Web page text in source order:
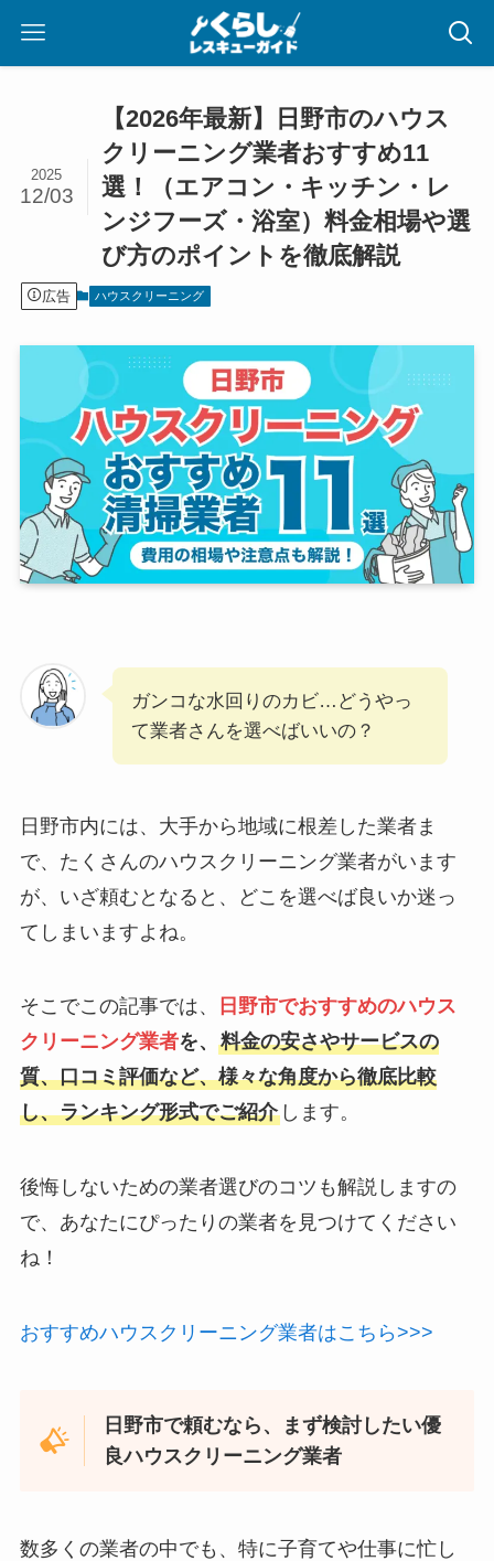
【2026年最新】日野市のハウス
クリーニング業者おすすめ11
選！（エアコン・キッチン・レ
ンジフーズ・浴室）料金相場や選
び方のポイントを徹底解説
2025
12/03
広告 ハウスクリーニング
ガンコな水回りのカビ…どうやっ
て業者さんを選べばいいの？
日野市内には、大手から地域に根差した業者ま
で、たくさんのハウスクリーニング業者がいます
が、いざ頼むとなると、どこを選べば良いか迷っ
てしまいますよね。
そこでこの記事では、
日野市でおすすめのハウス
クリーニング業者を、 料金の安さやサービスの
質、口コミ評価など、様々な角度から徹底比較
し、ランキング形式でご紹介します。
後悔しないための業者選びのコツも解説しますの
で、あなたにぴったりの業者を見つけてください
ね！
おすすめハウスクリーニング業者はこちら>>>
日野市で頼むなら、まず検討したい優
良ハウスクリーニング業者
数多くの業者の中でも、特に子育てや仕事に忙し